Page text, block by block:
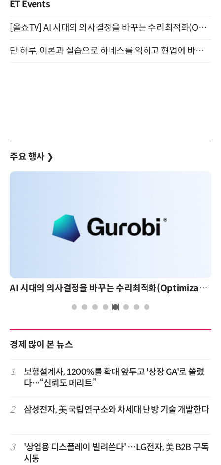
ET Events
[올쇼TV] AI 시대의 의사결정을 바꾸는 수리최적화(Optimization) 소개 (8/20 생방송)
단 하루, 이론과 실습으로 하네스를 익히고 현업에 바로 쓰는 핸즈온 워크숍 (8/20)
주요 행사 ❯
AI 시대의 의사결정을 바꾸는 수리최적화(Optimization): 실제 산업 적용 사례와 활용 전략
경제 많이 본 뉴스
1
보험설계사, 1200%룰 확대 앞두고 '상장 GA'로 쏠렸
다…“신뢰도 메리트”
2 삼성전자, 美 국립연구소와 차세대 난방 기술 개발한다
3
'상업용 디스플레이 빌려쓴다' …LG전자, 美 B2B 구독
시동